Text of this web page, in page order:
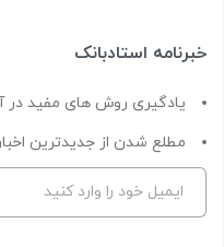
خبرنامه استادبانک
یادگیری روش های مفید در
مطلع شدن از جدیدترین